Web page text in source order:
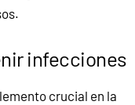
infecciones
crucial en la